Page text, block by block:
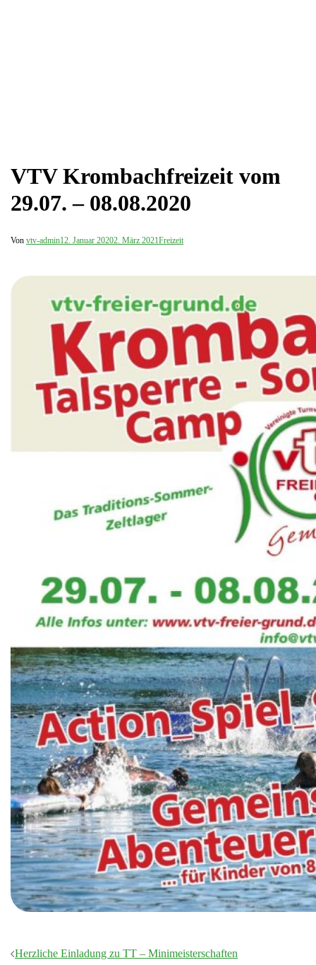
VTV Krombachfreizeit vom
29.07. – 08.08.2020
Von vtv-admin12. Januar 20202. März 2021Freizeit
Beitragsnavigation
Herzliche Einladung zu TT – Minimeisterschaften